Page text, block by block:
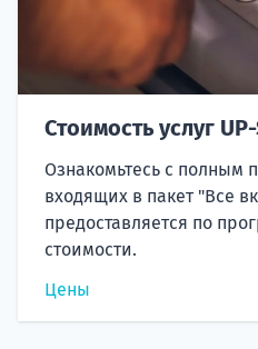
Стоимость услуг UP-
Ознакомьтесь с полным
входящих в пакет "Все
предоставляется по
стоимости.
Цены